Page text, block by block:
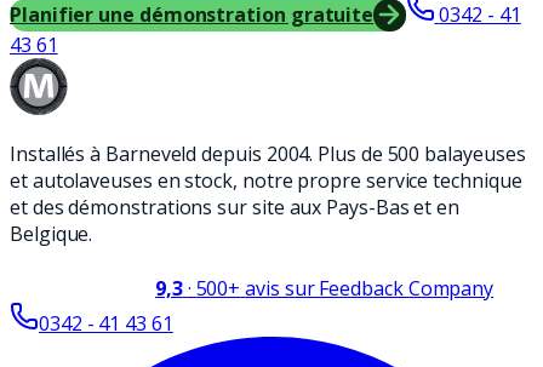
Planifier une démonstration gratuite
0342 - 41
43 61
Installés à Barneveld depuis 2004. Plus de 500 balayeuses
et autolaveuses en stock, notre propre service technique
et des démonstrations sur site aux Pays-Bas et en
Belgique.
9,3· 500+ avis sur Feedback Company
0342 - 41 43 61